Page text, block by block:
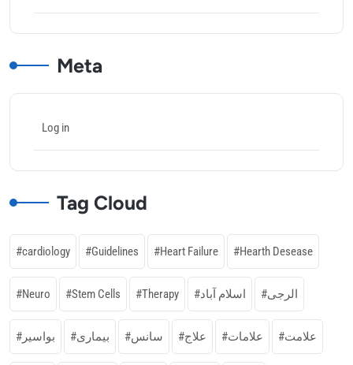
Meta
Log in
Tag Cloud
cardiology Guidelines Heart Failure Hearth Desease
Neuro Stem Cells Therapy اسلام آباد الرجی
بواسیر بیماری سانس علاج علامات علامت